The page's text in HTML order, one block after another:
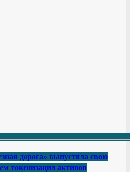
дорога» выпустила свою
токенизации активов